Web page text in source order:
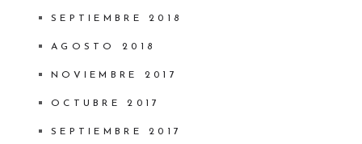
SEPTIEMBRE 2018
AGOSTO 2018
NOVIEMBRE 2017
OCTUBRE 2017
SEPTIEMBRE 2017